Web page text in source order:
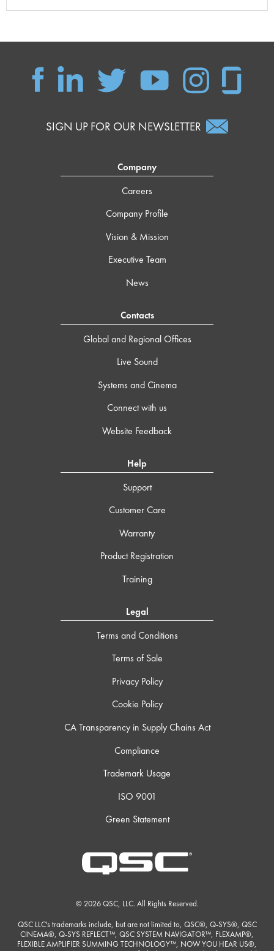
SIGN UP FOR OUR NEWSLETTER
Company
Careers
Company Profile
Vision & Mission
Executive Team
News
Contacts
Global and Regional Offices
Live Sound
Systems and Cinema
Connect with us
Website Feedback
Help
Support
Customer Care
Warranty
Product Registration
Training
Legal
Terms and Conditions
Terms of Sale
Privacy Policy
Cookie Policy
CA Transparency in Supply Chains Act
Compliance
Trademark Usage
ISO 9001
Green Statement
© 2026 QSC, LLC. All Rights Reserved.
QSC LLC's trademarks include, but are not limited to, QSC®, Q-SYS®, QSC
CINEMA®, Q-SYS REFLECT™, QSC SYSTEM NAVIGATOR™, FLEXAMP®,
FLEXIBLE AMPLIFIER SUMMING TECHNOLOGY™, NOW YOU HEAR US®,